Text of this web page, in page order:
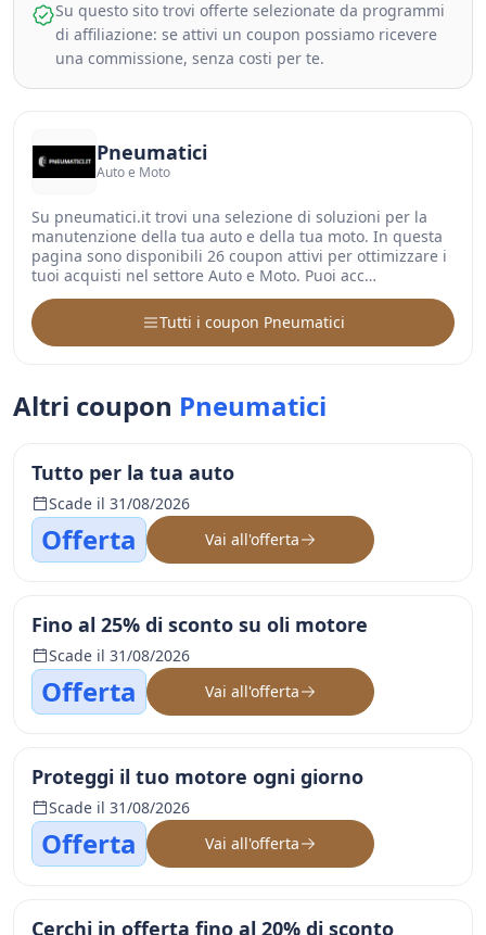
Su questo sito trovi offerte selezionate da programmi
di affiliazione: se attivi un coupon possiamo ricevere
una commissione, senza costi per te.
Pneumatici
Auto e Moto
Su pneumatici.it trovi una selezione di soluzioni per la
manutenzione della tua auto e della tua moto. In questa
pagina sono disponibili 26 coupon attivi per ottimizzare i
tuoi acquisti nel settore Auto e Moto. Puoi acc…
Tutti i coupon Pneumatici
Altri coupon Pneumatici
Tutto per la tua auto
Scade il 31/08/2026
Offerta Vai all'offerta
Fino al 25% di sconto su oli motore
Scade il 31/08/2026
Offerta Vai all'offerta
Proteggi il tuo motore ogni giorno
Scade il 31/08/2026
Offerta Vai all'offerta
Cerchi in offerta fino al 20% di sconto